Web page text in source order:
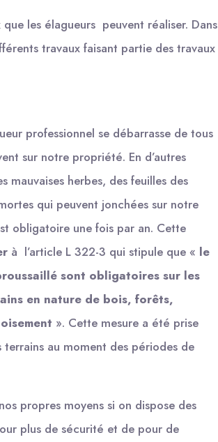
les élagueurs peuvent réaliser. Dans
travaux faisant partie des travaux
professionnel se débarrasse de tous
sur notre propriété. En d’autres
mauvaises herbes, des feuilles des
qui peuvent jonchées sur notre
obligatoire une fois par an. Cette
à l’article L 322-3 qui stipule que « le
sont obligatoires sur les
en nature de bois, forêts,
». Cette mesure a été prise
terrains au moment des périodes de
propres moyens si on dispose des
plus de sécurité et de pour de